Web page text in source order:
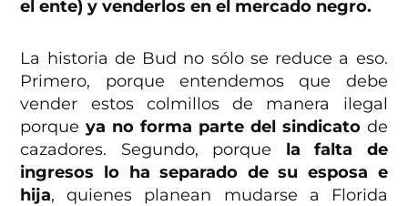
el ente) y venderlos en el mercado negro.
La historia de Bud no sólo se reduce a eso.
Primero, porque entendemos que debe
vender estos colmillos de manera ilegal
porqueya no forma parte del sindicatode
cazadores. Segundo, porque la falta de
ingresos lo ha separado de su esposa e
hija, quienes planean mudarse a Florida